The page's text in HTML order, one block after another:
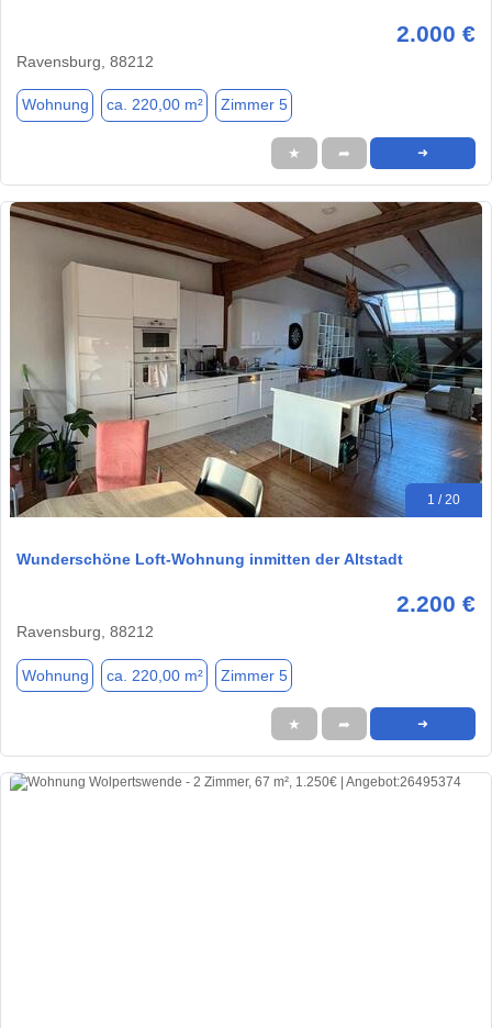
2.000 €
Ravensburg, 88212
Wohnung ca. 220,00 m² Zimmer 5
★ ➦ ➜
1 / 20
Wunderschöne Loft-Wohnung inmitten der Altstadt
2.200 €
Ravensburg, 88212
Wohnung ca. 220,00 m² Zimmer 5
★ ➦ ➜